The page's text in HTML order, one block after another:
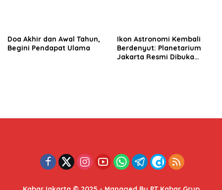
Doa Akhir dan Awal Tahun,
Begini Pendapat Ulama
Ikon Astronomi Kembali
Berdenyut: Planetarium
Jakarta Resmi Dibuka